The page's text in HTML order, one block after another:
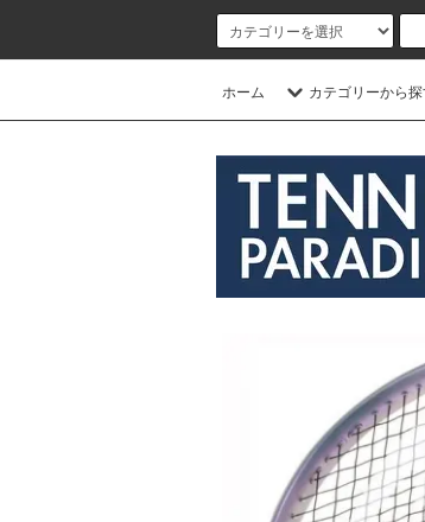
ホーム カテゴリーから